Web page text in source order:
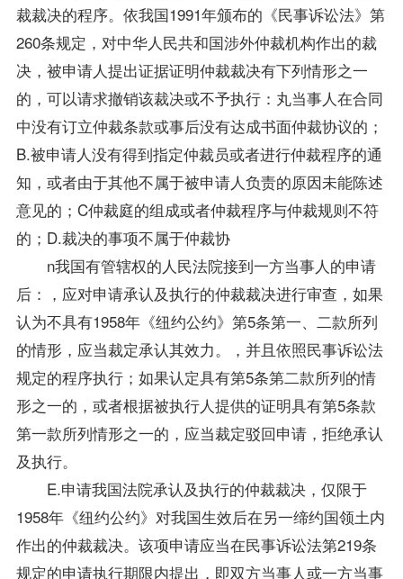
裁裁决的程序。依我国1991年颁布的《民事诉讼法》第
260条规定，对中华人民共和国涉外仲裁机构作出的裁
决，被申请人提出证据证明仲裁裁决有下列情形之一
的，可以请求撤销该裁决或不予执行：丸当事人在合同
中没有订立仲裁条款或事后没有达成书面仲裁协议的；
B.被申请人没有得到指定仲裁员或者进行仲裁程序的通
知，或者由于其他不属于被申请人负责的原因未能陈述
意见的；C仲裁庭的组成或者仲裁程序与仲裁规则不符
的；D.裁决的事项不属于仲裁协
n我国有管辖权的人民法院接到一方当事人的申请
后：，应对申请承认及执行的仲裁裁决进行审查，如果
认为不具有1958年《纽约公约》第5条第一、二款所列
的情形，应当裁定承认其效力。，并且依照民事诉讼法
规定的程序执行；如果认定具有第5条第二款所列的情
形之一的，或者根据被执行人提供的证明具有第5条款
第一款所列情形之一的，应当裁定驳回申请，拒绝承认
及执行。
E.申请我国法院承认及执行的仲裁裁决，仅限于
1958年《纽约公约》对我国生效后在另一缔约国领土内
作出的仲裁裁决。该项申请应当在民事诉讼法第219条
规定的申请执行期限内提出，即双方当事人或一方当事